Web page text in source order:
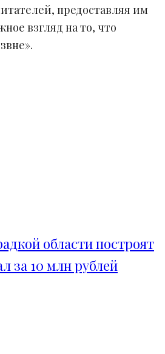
предоставляя им
взгляд на то, что
области построят
за 10 млн рублей